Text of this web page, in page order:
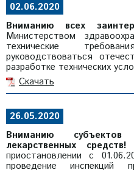
02.06.2020
Вниманию всех
Министерством
технические
руководствоваться
разработке технических
Скачать
26.05.2020
Вниманию
лекарственных средств!
приостановлении с
проведение инспекций